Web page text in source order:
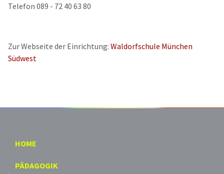
Telefon 089 - 72 40 63 80
Zur Webseite der Einrichtung: Waldorfschule München
Südwest
HOME
PÄDAGOGIK